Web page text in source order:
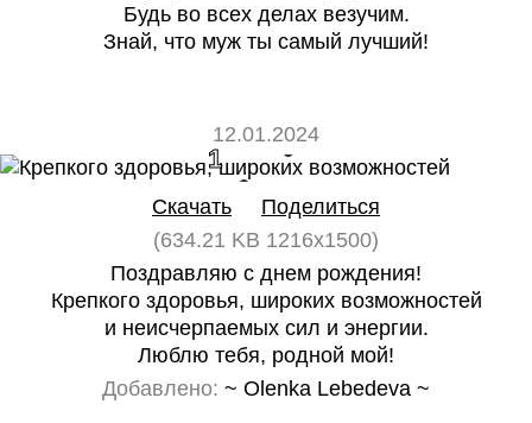
Будь во всех делах везучим.
Знай, что муж ты самый лучший!
12.01.2024
1 0
Скачать
Поделиться
(634.21 KB 1216x1500)
Поздравляю с днем рождения!
Крепкого здоровья, широких возможностей
и неисчерпаемых сил и энергии.
Люблю тебя, родной мой!
Добавлено: ~ Olenka Lebedeva ~